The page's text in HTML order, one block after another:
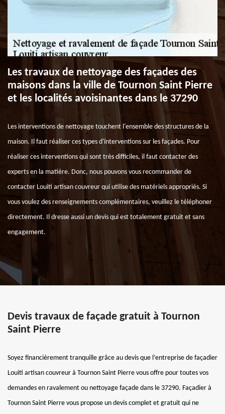
Les travaux de nettoyage des façades des
maisons dans la ville de Tournon Saint Pierre
et les localités avoisinantes dans le 37290
Les interventions de nettoyage touchent l'ensemble des structures de la
maison. Il faut réaliser ces types d'interventions sur les façades. Pour
réaliser ces interventions qui sont très difficiles, il faut contacter des
experts en la matière. Donc, nous pouvons vous recommander de
contacter Louiti artisan couvreur qui utilise des matériels appropriés. Si
vous voulez des renseignements complémentaires, veuillez le téléphoner
directement. Il dresse aussi un devis qui est totalement gratuit et sans
engagement.
Devis travaux de façade gratuit à Tournon
Saint Pierre
Soyez financièrement tranquille grâce au devis que l’entreprise de façadier
Louiti artisan couvreur à Tournon Saint Pierre vous offre pour toutes vos
demandes en ravalement ou nettoyage façade dans le 37290. Façadier à
Tournon Saint Pierre vous propose un devis complet et gratuit qui ne